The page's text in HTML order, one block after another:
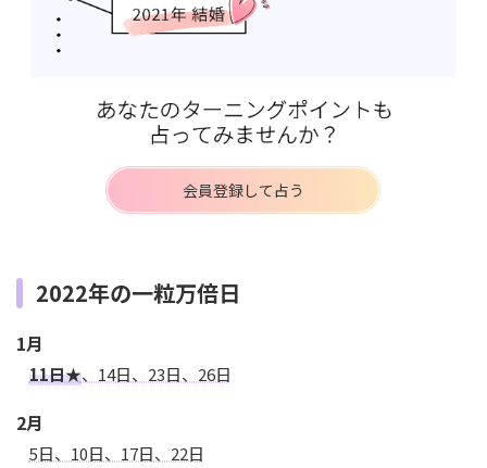
会員登録して占う
2022年の一粒万倍日
1月
11日★、14日、23日、26日
2月
5日、10日、17日、22日